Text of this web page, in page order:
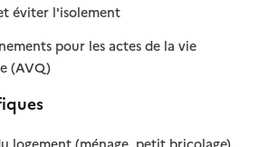
éviter l'isolement: disponible
: non disponible
pour les actes de la vie
(AVQ)
: disponible
: non disponible
logement (ménage, petit bricolage): disponible
: non